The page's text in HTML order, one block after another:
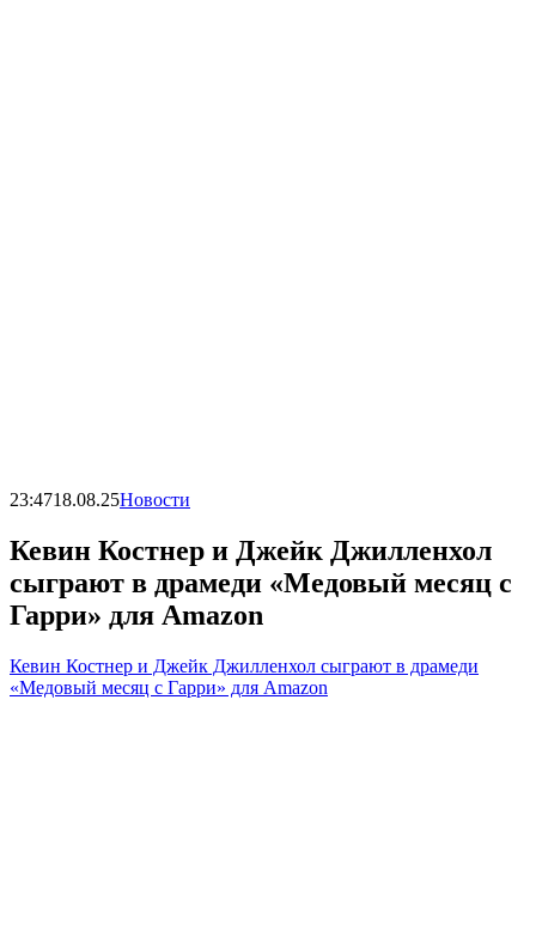
23:4718.08.25Новости
Кевин Костнер и Джейк Джилленхол
сыграют в драмеди «Медовый месяц с
Гарри» для Amazon
Кевин Костнер и Джейк Джилленхол сыграют в драмеди
«Медовый месяц с Гарри» для Amazon